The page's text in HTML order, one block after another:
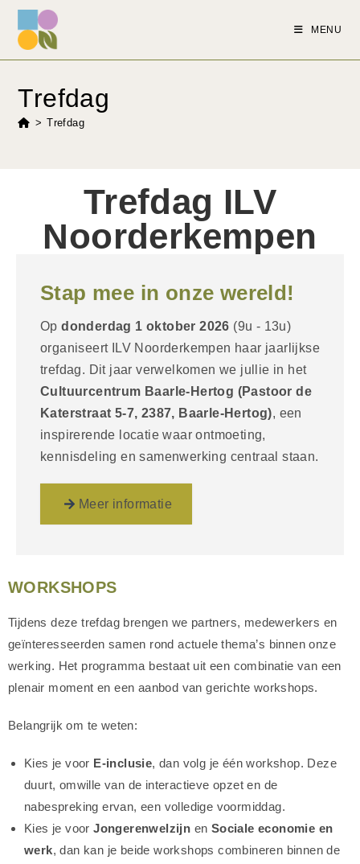
MENU
Trefdag
> Trefdag
Trefdag ILV
Noorderkempen
Stap mee in onze wereld!
Opdonderdag 1 oktober 2026 (9u - 13u)
organiseert ILV Noorderkempen haar jaarlijkse
trefdag. Dit jaar verwelkomen we jullie in het
Cultuurcentrum Baarle-Hertog (Pastoor de
Katerstraat 5-7, 2387, Baarle-Hertog), een
inspirerende locatie waar ontmoeting,
kennisdeling en samenwerking centraal staan.
Meer informatie
WORKSHOPS
Tijdens deze trefdag brengen we partners, medewerkers en
geïnteresseerden samen rond actuele thema’s binnen onze
werking. Het programma bestaat uit een combinatie van een
plenair moment en een aanbod van gerichte workshops.
Belangrijk om te weten:
Kies je voor E-inclusie, dan volg je één workshop. Deze
duurt, omwille van de interactieve opzet en de
nabespreking ervan, een volledige voormiddag.
Kies je voorJongerenwelzijn en Sociale economie en
werk, dan kan je beide workshops combineren binnen de